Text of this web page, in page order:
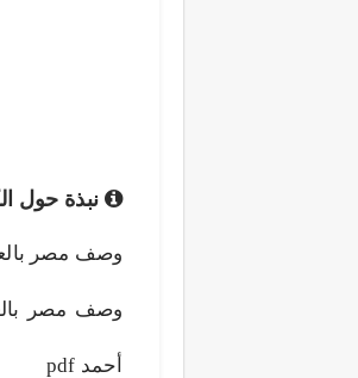
نبذة حول
وصف مصر
أحمد pdf